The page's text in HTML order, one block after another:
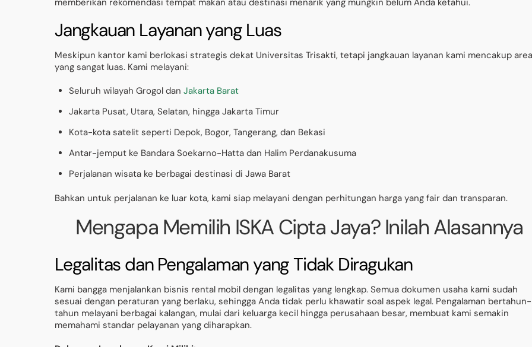
Jangkauan Layanan yang Luas
Meskipun kantor kami berlokasi strategis dekat Universitas Trisakti, tetapi jangkauan layanan kami mencakup area
yang sangat luas. Kami melayani:
Seluruh wilayah Grogol dan Jakarta Barat
Jakarta Pusat, Utara, Selatan, hingga Jakarta Timur
Kota-kota satelit seperti Depok, Bogor, Tangerang, dan Bekasi
Antar-jemput ke Bandara Soekarno-Hatta dan Halim Perdanakusuma
Perjalanan wisata ke berbagai destinasi di Jawa Barat
Bahkan untuk perjalanan ke luar kota, kami siap melayani dengan perhitungan harga yang fair dan transparan.
Mengapa Memilih ISKA Cipta Jaya? Inilah Alasannya
Legalitas dan Pengalaman yang Tidak Diragukan
Kami bangga menjalankan bisnis rental mobil dengan legalitas yang lengkap. Semua dokumen usaha kami sudah
sesuai dengan peraturan yang berlaku, sehingga Anda tidak perlu khawatir soal aspek legal. Pengalaman bertahun-
tahun melayani berbagai kalangan, mulai dari keluarga kecil hingga perusahaan besar, membuat kami semakin
memahami standar pelayanan yang diharapkan.